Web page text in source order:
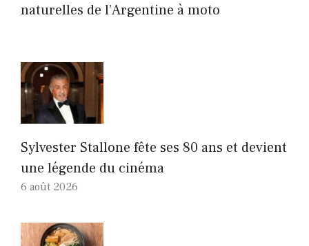
naturelles de l’Argentine à moto
Sylvester Stallone fête ses 80 ans et devient
une légende du cinéma
6 août 2026